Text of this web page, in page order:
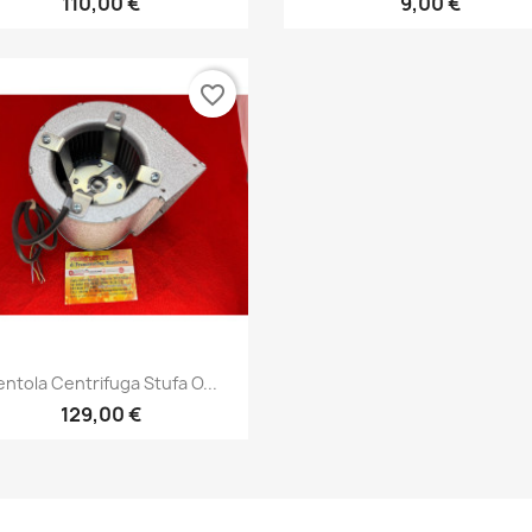
Anteprima
Centrifuga Stufa O...
129,00 €
favorite_border